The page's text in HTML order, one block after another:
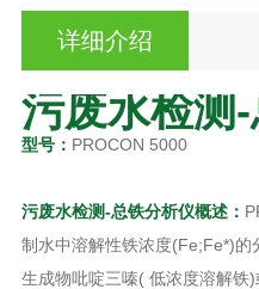
详细介绍
污废水检测
型号： PROCON 5000
污废水检测-总铁分析仪概述：
制水中溶解性铁浓度(Fe;Fe*)的
生成物吡啶三嗪( 低浓度溶解铁